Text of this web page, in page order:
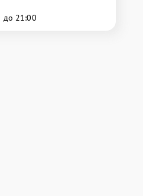
до 21:00